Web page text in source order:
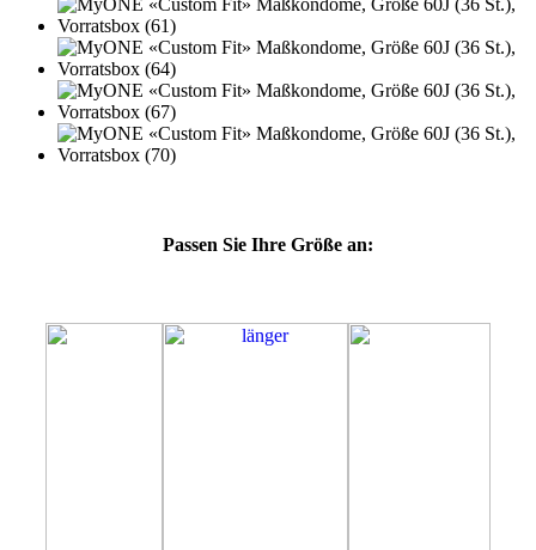
Passen Sie Ihre Größe an: